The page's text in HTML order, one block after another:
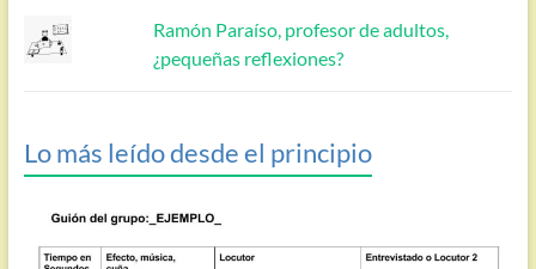
Ramón Paraíso, profesor de adultos,
¿pequeñas reflexiones?
Lo más leído desde el principio